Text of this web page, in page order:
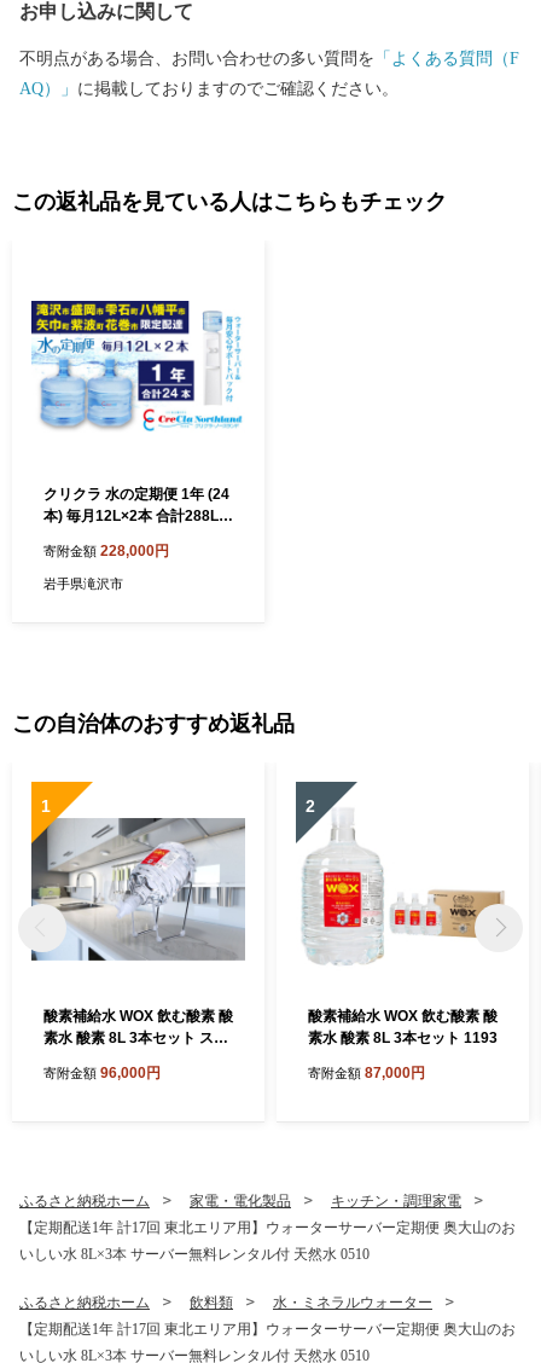
お申し込みに関して
不明点がある場合、お問い合わせの多い質問を 「よくある質問（F
AQ）」 に掲載しておりますのでご確認ください。
この返礼品を見ている人はこちらもチェック
クリクラ 水の定期便 1年 (24
本) 毎月12L×2本 合計288L
ル無料 安心サポートパック
付 温水 冷水 12ケ月連続
寄附金額 228,000円
岩手県滝沢市
この自治体のおすすめ返礼品
1
酸素補給水 WOX 飲む酸素 酸
素水 酸素 8L 3本セット スタ
寄附金額 96,000円
2
酸素補給水 WOX 飲む酸素 酸
素水 酸素 8L 3本セット 1193
寄附金額 87,000円
ふるさと納税ホーム 家電・電化製品
キッチン・調理家電
【定期配送1年 計17回 東北エリア用】ウォーターサーバー定期便 奥大山のお
いしい水 8L×3本 サーバー無料レンタル付 天然水 0510
ふるさと納税ホーム 飲料類
水・ミネラルウォーター
【定期配送1年 計17回 東北エリア用】ウォーターサーバー定期便 奥大山のお
いしい水 8L×3本 サーバー無料レンタル付 天然水 0510